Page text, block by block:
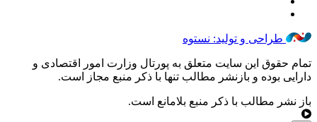
طراحی و تولید: نستوه
تمام حقوق این سایت متعلق به پورتال وزارت امور اقتصادی و
دارایی بوده و بازنشر مطالب تنها با ذکر منبع مجاز است.
باز نشر مطالب با ذکر منبع بلامانع است.